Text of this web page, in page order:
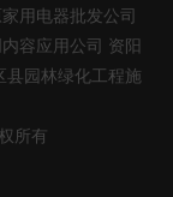
用电器批发公司
容应用公司 资阳
县园林绿化工程施
所有